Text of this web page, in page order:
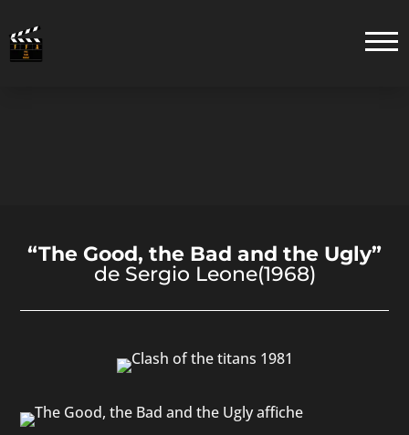
“The Good, the Bad and the Ugly”
de Sergio Leone(1968)